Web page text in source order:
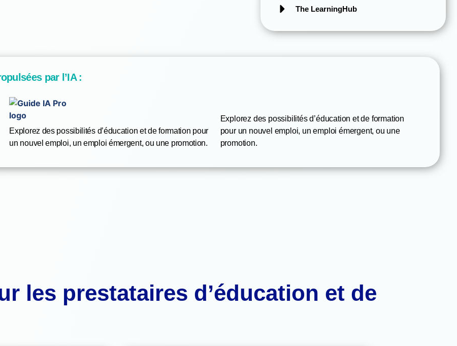
The LearningHub
par l’IA :
Explorez des possibilités d’éducation et de formation pour
un nouvel emploi, un emploi émergent, ou une promotion.
Explorez des possibilités d’éducation et de formation
pour un nouvel emploi, un emploi émergent, ou une
promotion.
les prestataires d’éducation et de